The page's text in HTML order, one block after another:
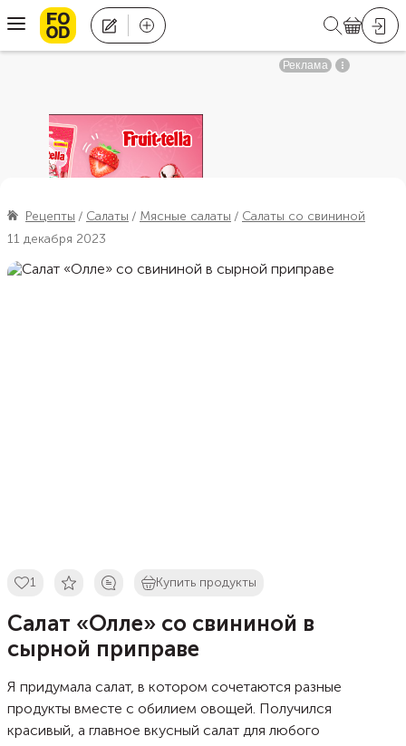
Рецепты Салаты Мясные салаты
Салаты со свининой
11 декабря 2023
1 Купить продукты
Салат «Олле» со свининой в
сырной приправе
Я придумала салат, в котором сочетаются разные
продукты вместе с обилием овощей. Получился
красивый, а главное вкусный салат для любого